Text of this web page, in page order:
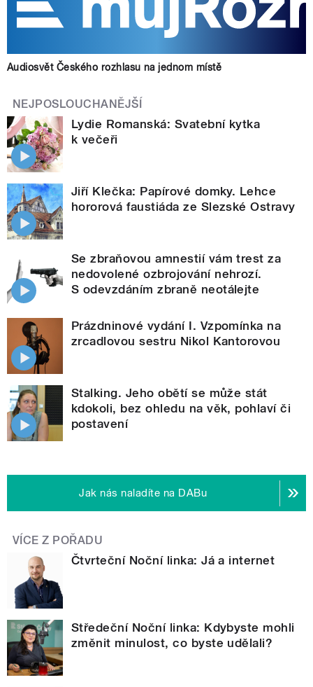
Audiosvět Českého rozhlasu na jednom místě
NEJPOSLOUCHANĚJŠÍ
Lydie Romanská: Svatební kytka
k večeři
Jiří Klečka: Papírové domky. Lehce
hororová faustiáda ze Slezské Ostravy
Se zbraňovou amnestií vám trest za
nedovolené ozbrojování nehrozí.
S odevzdáním zbraně neotálejte
Prázdninové vydání I. Vzpomínka na
zrcadlovou sestru Nikol Kantorovou
Stalking. Jeho obětí se může stát
kdokoli, bez ohledu na věk, pohlaví či
postavení
Jak nás naladíte na DABu
VÍCE Z POŘADU
Čtvrteční Noční linka: Já a internet
Středeční Noční linka: Kdybyste mohli
změnit minulost, co byste udělali?